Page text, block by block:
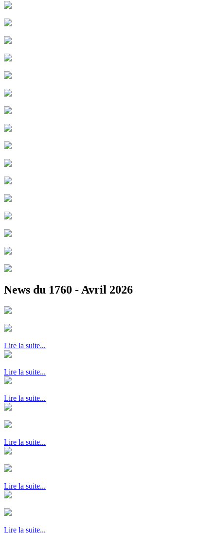
News du 1760 - Avril 2026
Lire la suite...
Lire la suite...
Lire la suite...
Lire la suite...
Lire la suite...
Lire la suite...